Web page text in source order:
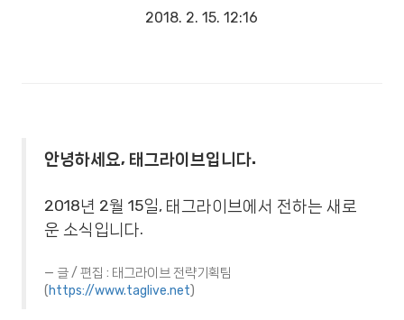
2018. 2. 15. 12:16
안녕하세요, 태그라이브입니다.
2018년 2월 15일, 태그라이브에서 전하는 새로
운 소식입니다.
글 / 편집 : 태그라이브 전략기획팀
(https://www.taglive.net)